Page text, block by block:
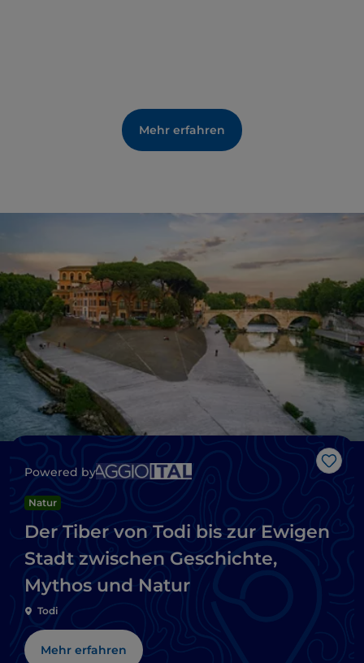
Mehr erfahren
Like
Powered by
Natur
Der Tiber von Todi bis zur Ewigen
Stadt zwischen Geschichte,
Mythos und Natur
Todi
Mehr erfahren